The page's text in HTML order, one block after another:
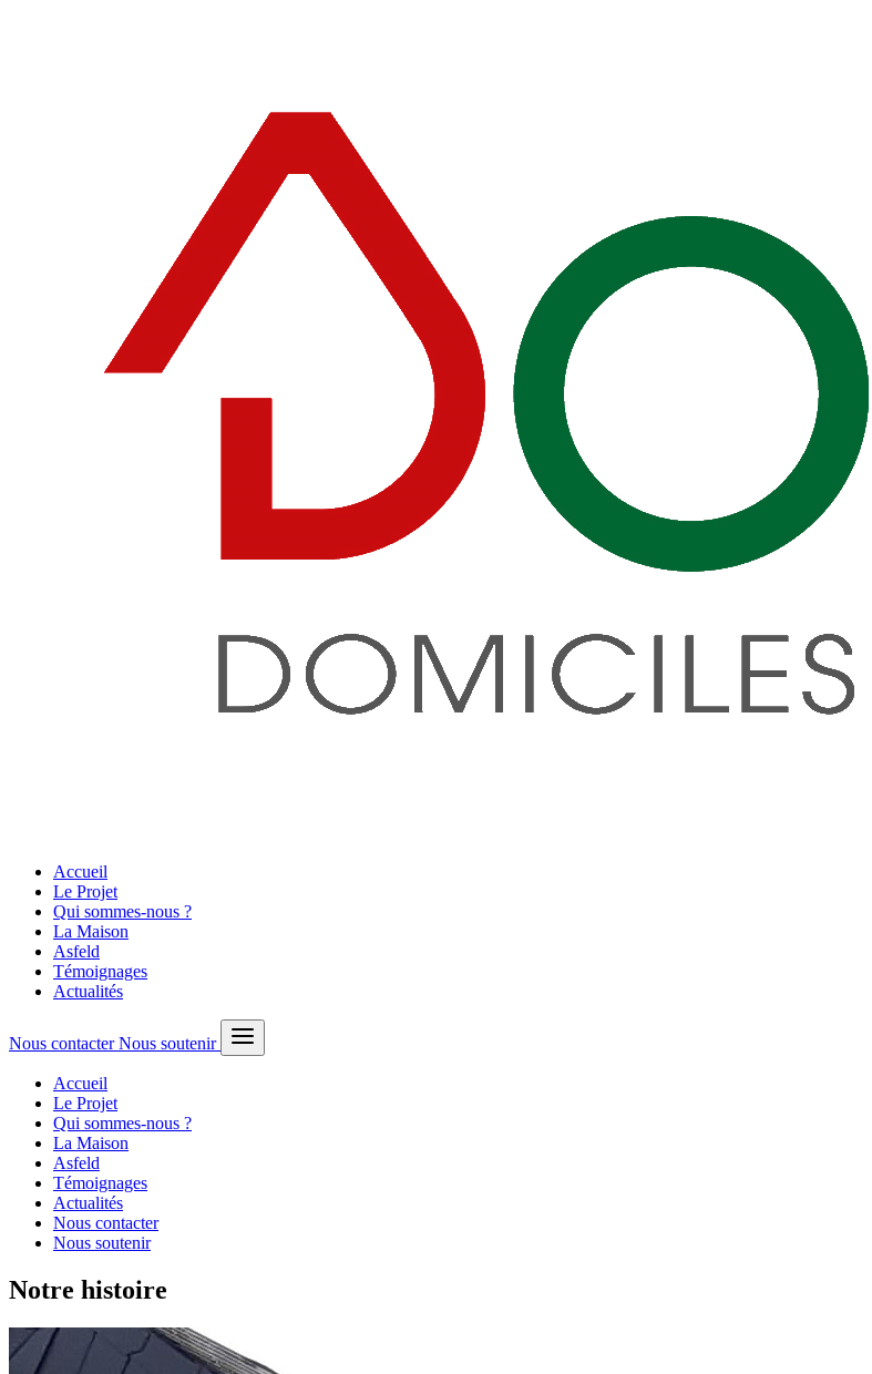
Accueil
Le Projet
Qui sommes-nous ?
La Maison
Asfeld
Témoignages
Actualités
Nous contacterNous soutenir
Accueil
Le Projet
Qui sommes-nous ?
La Maison
Asfeld
Témoignages
Actualités
Nous contacter
Nous soutenir
Notre histoire